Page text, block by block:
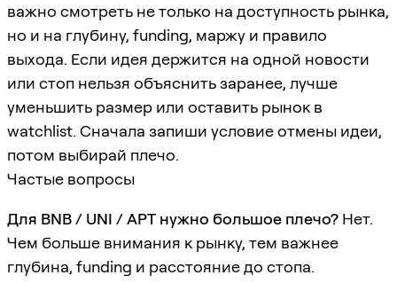
важно смотреть не только на доступность рынка,
но и на глубину, funding, маржу и правило
выхода. Если идея держится на одной новости
или стоп нельзя объяснить заранее, лучше
уменьшить размер или оставить рынок в
watchlist. Сначала запиши условие отмены идеи,
потом выбирай плечо.
Частые вопросы
Для BNB / UNI / APT нужно большое плечо? Нет.
Чем больше внимания к рынку, тем важнее
глубина, funding и расстояние до стопа.